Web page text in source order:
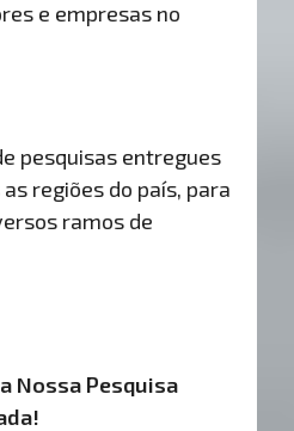
e empresas no
pesquisas entregues
regiões do país, para
ramos de
Nossa Pesquisa